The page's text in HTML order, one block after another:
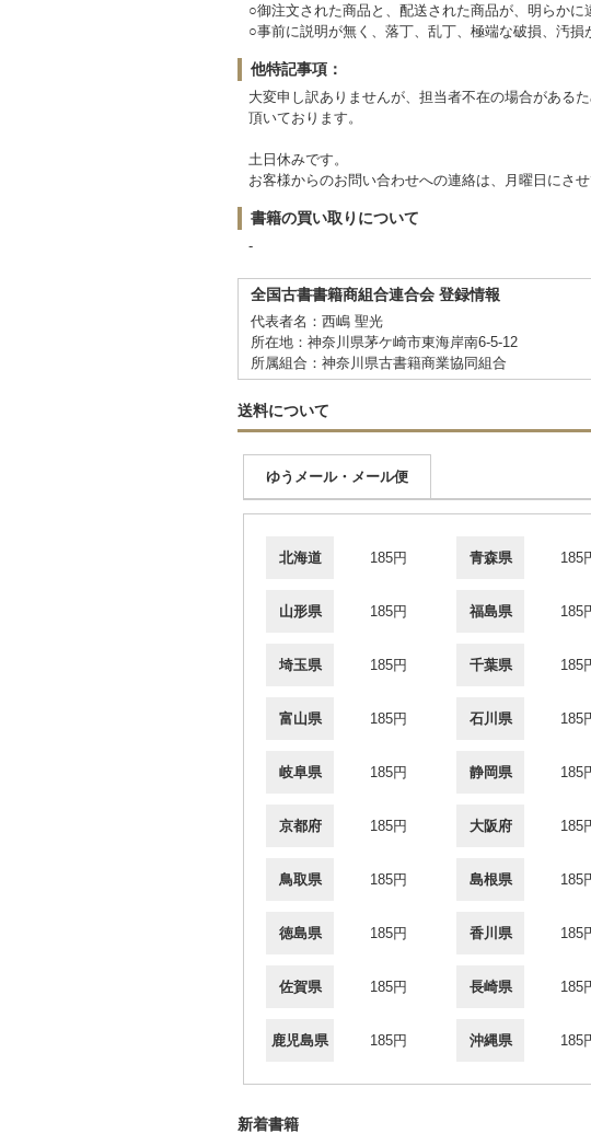
○御注文された商品と、配送された商品が、明らかに
○事前に説明が無く、落丁、乱丁、極端な破損、汚損
他特記事項：
大変申し訳ありませんが、担当者不在の場合がある
頂いております。
土日休みです。
お客様からのお問い合わせへの連絡は、月曜日にさせ
書籍の買い取りについて
-
全国古書書籍商組合連合会 登録情報
代表者名：西嶋 聖光
所在地：神奈川県茅ケ崎市東海岸南6-5-12
所属組合：神奈川県古書籍商業協同組合
送料について
ゆうメール・メール便
北海道 185円 青森県 185
山形県 185円 福島県 185
埼玉県 185円 千葉県 185
富山県 185円 石川県 185
岐阜県 185円 静岡県 185
京都府 185円 大阪府 185
鳥取県 185円 島根県 185
徳島県 185円 香川県 185
佐賀県 185円 長崎県 185
鹿児島県 185円 沖縄県 185
新着書籍